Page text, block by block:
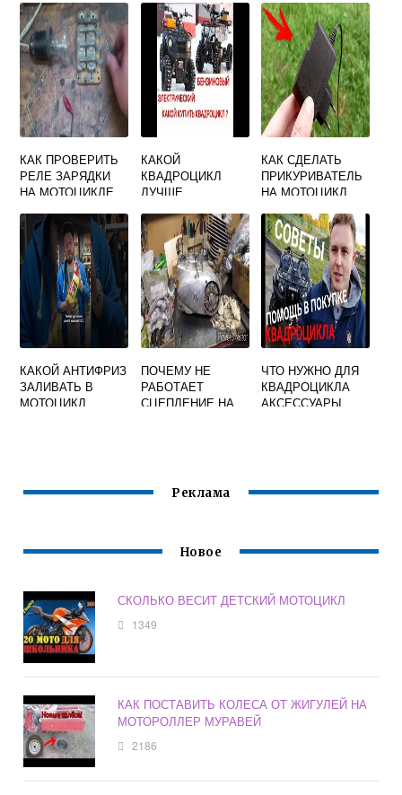
КАК ПРОВЕРИТЬ
РЕЛЕ ЗАРЯДКИ
НА МОТОЦИКЛЕ
КАКОЙ
КВАДРОЦИКЛ
ЛУЧШЕ
ИЛИ
ЭЛЕКТРИЧЕСКИЙ
КАК СДЕЛАТЬ
ПРИКУРИВАТЕЛЬ
НА МОТОЦИКЛ
КАКОЙ АНТИФРИЗ
ЗАЛИВАТЬ В
МОТОЦИКЛ
ПОЧЕМУ НЕ
РАБОТАЕТ
СЦЕПЛЕНИЕ НА
ЧТО НУЖНО ДЛЯ
КВАДРОЦИКЛА
АКСЕССУАРЫ
Реклама
Новое
СКОЛЬКО ВЕСИТ ДЕТСКИЙ МОТОЦИКЛ
1349
КАК ПОСТАВИТЬ КОЛЕСА ОТ ЖИГУЛЕЙ НА
МОТОРОЛЛЕР МУРАВЕЙ
2186